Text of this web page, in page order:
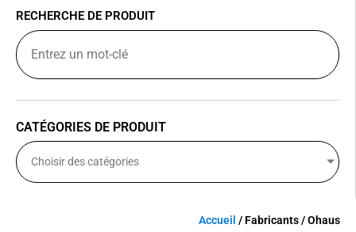
RECHERCHE DE PRODUIT
CATÉGORIES DE PRODUIT
Choisir des catégories
Accueil / Fabricants / Ohaus